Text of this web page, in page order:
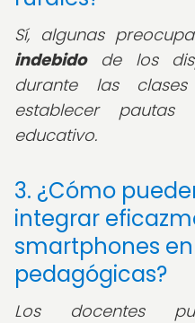
Sí, algunas
indebidode los
durante las
establecer
educativo.
3. ¿Cómo
integrar
smartphones
pedagógicas?
Los docentes